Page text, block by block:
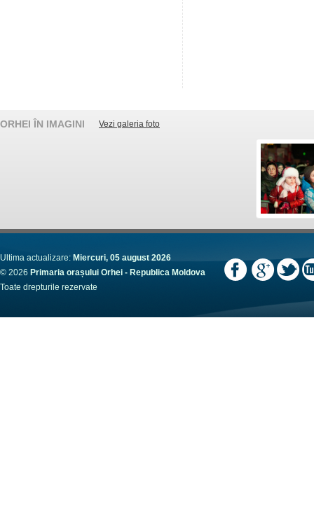
ORHEI ÎN IMAGINI Vezi galeria foto
Ultima actualizare: Miercuri, 05 august 2026
© 2026 Primaria orașului Orhei - Republica Moldova
Toate drepturile rezervate